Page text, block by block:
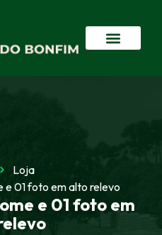
Loja
e 01 foto em alto relevo
e 01 foto em